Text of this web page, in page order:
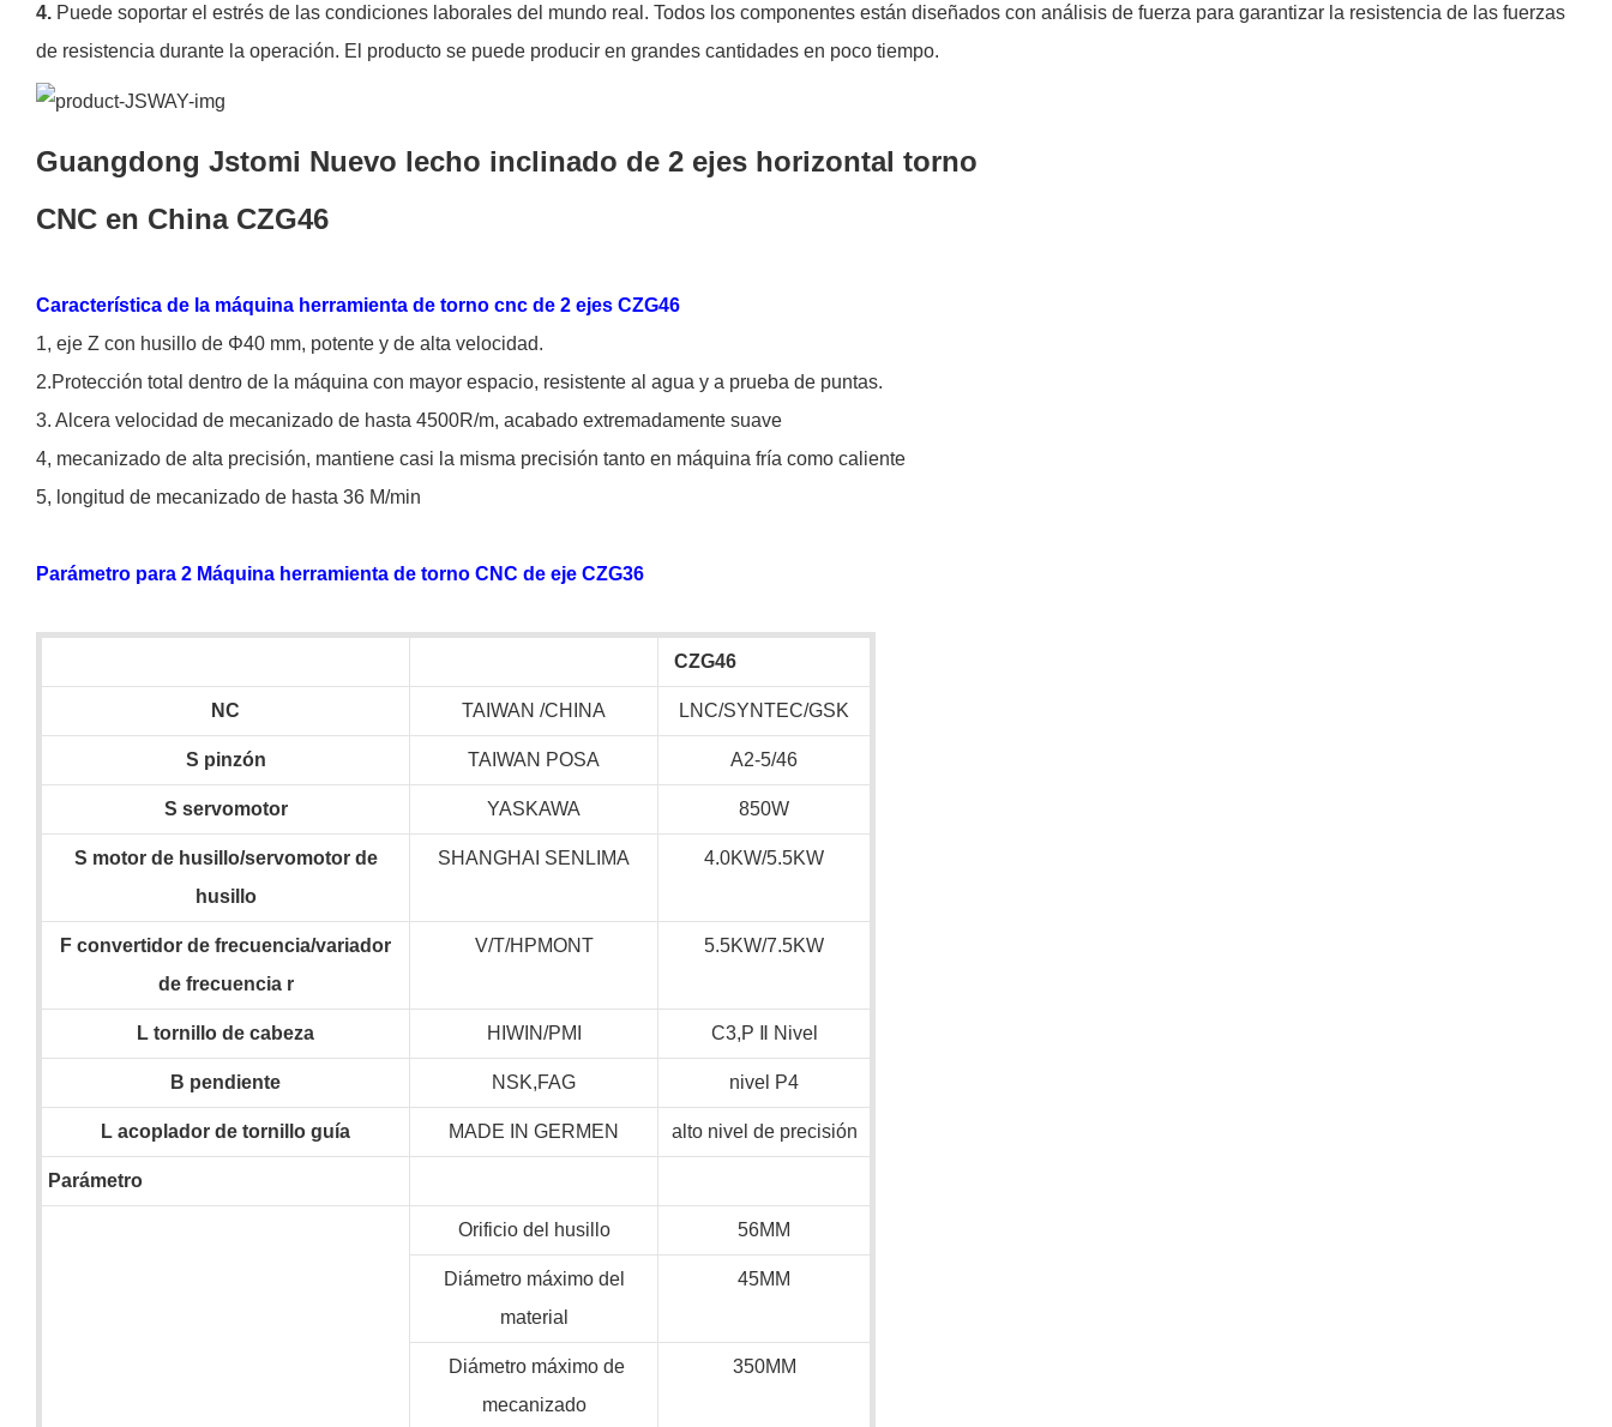
4. Puede soportar el estrés de las condiciones laborales del mundo real. Todos los componentes están diseñados con análisis de fuerza para garantizar la resistencia de las fuerzas
de resistencia durante la operación. El producto se puede producir en grandes cantidades en poco tiempo.
Guangdong Jstomi Nuevo lecho inclinado de 2 ejes horizontal torno
CNC en China CZG46
Característica de la máquina herramienta de torno cnc de 2 ejes CZG46
1, eje Z con husillo de Φ40 mm, potente y de alta velocidad.
2.Protección total dentro de la máquina con mayor espacio, resistente al agua y a prueba de puntas.
3. Alcera velocidad de mecanizado de hasta 4500R/m, acabado extremadamente suave
4, mecanizado de alta precisión, mantiene casi la misma precisión tanto en máquina fría como caliente
5, longitud de mecanizado de hasta 36 M/min
Parámetro para 2 Máquina herramienta de torno CNC de eje CZG36
CZG46
NC TAIWAN /CHINA LNC/SYNTEC/GSK
S pinzón TAIWAN POSA A2-5/46
S servomotor YASKAWA 850W
S motor de husillo/servomotor de
husillo
SHANGHAI SENLIMA 4.0KW/5.5KW
F convertidor de frecuencia/variador
de frecuencia r
V/T/HPMONT 5.5KW/7.5KW
L tornillo de cabeza HIWIN/PMI C3,P Nivel
B pendiente NSK,FAG nivel P4
L acoplador de tornillo guía MADE IN GERMEN alto nivel de precisión
Parámetro
Orificio del husillo 56MM
Diámetro máximo del
material
45MM
Diámetro máximo de
mecanizado
350MM